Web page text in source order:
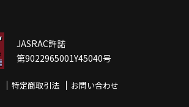
特定商取引法 お問い合わせ
JASRAC許諾
第9022965001Y45040号